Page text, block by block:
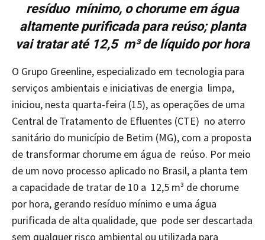
resíduo mínimo, o chorume em água
altamente purificada para reúso; planta
vai tratar até 12,5 m³ de líquido por hora
O Grupo Greenline, especializado em tecnologia para
serviços ambientais e iniciativas de energia limpa,
iniciou, nesta quarta-feira (15), as operações de uma
Central de Tratamento de Efluentes (CTE) no aterro
sanitário do município de Betim (MG), com a proposta
de transformar chorume em água de reúso. Por meio
de um novo processo aplicado no Brasil, a planta tem
a capacidade de tratar de 10 a 12,5 m³ de chorume
por hora, gerando resíduo mínimo e uma água
purificada de alta qualidade, que pode ser descartada
sem qualquer risco ambiental ou utilizada para